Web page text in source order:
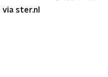
ster.nl